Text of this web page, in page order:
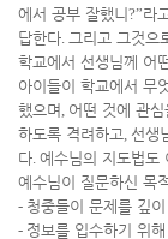
에서 공부 잘했니 ?”라
답한다. 그리고 그것으
학교에서 선생님께 어
아이들이 학교에서 무
했으며 , 어떤 것에 관
하도록 격려하고, 선생
다. 예수님의 지도법도
예수님이 질문하신 목
- 청중들이 문제를 깊
- 정보를 입수하기 위해